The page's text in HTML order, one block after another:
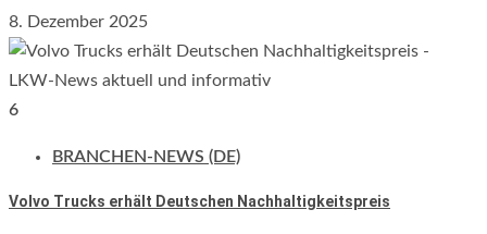
8. Dezember 2025
6
BRANCHEN-NEWS (DE)
Volvo Trucks erhält Deutschen Nachhaltigkeitspreis